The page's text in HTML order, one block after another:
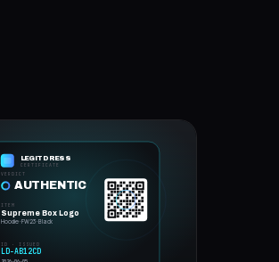
LEGITDRESS
CERTIFICATE
VERDICT
AUTHENTIC
Supreme Box Logo
Hoodie · FW23 · Black
LD-AB12CD
2026-06-05